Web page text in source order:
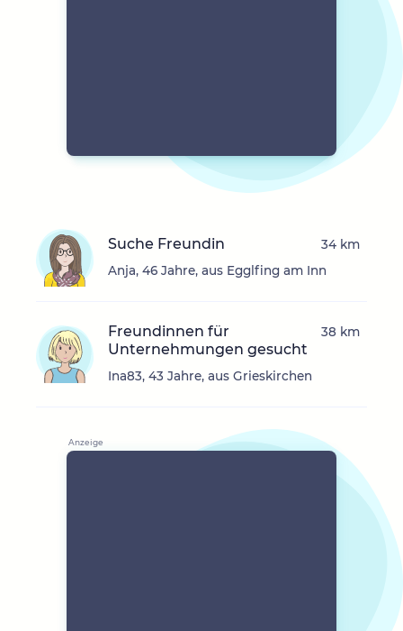
Suche Freundin
Anja, 46 Jahre, aus Egglfing am Inn
34 km
Freundinnen für
Unternehmungen gesucht
Ina83, 43 Jahre, aus Grieskirchen
38 km